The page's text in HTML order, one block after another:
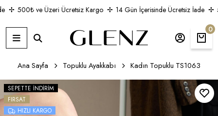
500₺ ve Üzeri Ücretsiz Kargo 14 Gün İçerisinde Ücretsiz İade
0
Ana Sayfa Topuklu Ayakkabı Kadın Topuklu TS1063
SEPETTE İNDIRIM
FIRSAT
HIZLI KARGO